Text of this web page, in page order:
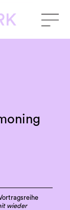
wieder